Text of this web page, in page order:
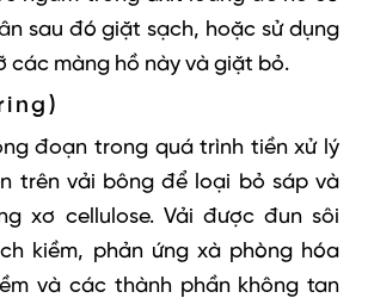
sau đó giặt sạch, hoặc sử dụng
các màng hồ này và giặt bỏ.
đoạn trong quá trình tiền xử lý
trên vải bông để loại bỏ sáp và
xơ cellulose. Vải được đun sôi
kiềm, phản ứng xà phòng hóa
và các thành phần không tan